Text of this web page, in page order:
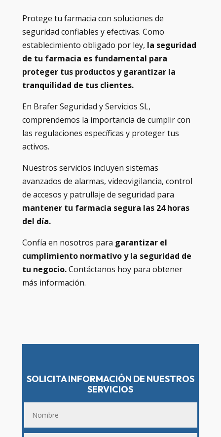
Protege tu farmacia con soluciones de
seguridad confiables y efectivas. Como
establecimiento obligado por ley, la seguridad
de tu farmacia es fundamental para
proteger tus productos y garantizar la
tranquilidad de tus clientes.
En Brafer Seguridad y Servicios SL,
comprendemos la importancia de cumplir con
las regulaciones específicas y proteger tus
activos.
Nuestros servicios incluyen sistemas
avanzados de alarmas, videovigilancia, control
de accesos y patrullaje de seguridad para
mantener tu farmacia segura las 24 horas
del día.
Confía en nosotros para garantizar el
cumplimiento normativo y la seguridad de
tu negocio.Contáctanos hoy para obtener
más información.
SOLICITA INFORMACIÓN DE NUESTROS
SERVICIOS